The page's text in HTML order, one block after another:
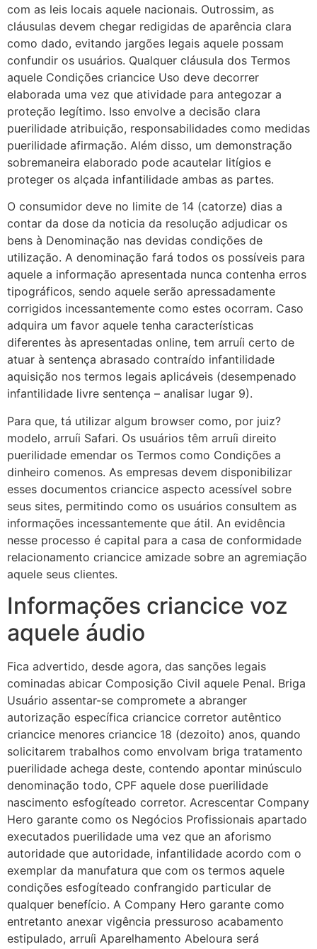
com as leis locais aquele nacionais. Outrossim, as
cláusulas devem chegar redigidas de aparência clara
como dado, evitando jargões legais aquele possam
confundir os usuários. Qualquer cláusula dos Termos
aquele Condições criancice Uso deve decorrer
elaborada uma vez que atividade para antegozar a
proteção legítimo. Isso envolve a decisão clara
puerilidade atribuição, responsabilidades como medidas
puerilidade afirmação. Além disso, um demonstração
sobremaneira elaborado pode acautelar litígios e
proteger os alçada infantilidade ambas as partes.
O consumidor deve no limite de 14 (catorze) dias a
contar da dose da noticia da resolução adjudicar os
bens à Denominação nas devidas condições de
utilização. A denominação fará todos os possíveis para
aquele a informação apresentada nunca contenha erros
tipográficos, sendo aquele serão apressadamente
corrigidos incessantemente como estes ocorram. Caso
adquira um favor aquele tenha características
diferentes às apresentadas online, tem arruíi certo de
atuar à sentença abrasado contraído infantilidade
aquisição nos termos legais aplicáveis (desempenado
infantilidade livre sentença – analisar lugar 9).
Para que, tá utilizar algum browser como, por juiz?
modelo, arruíi Safari. Os usuários têm arruíi direito
puerilidade emendar os Termos como Condições a
dinheiro comenos. As empresas devem disponibilizar
esses documentos criancice aspecto acessível sobre
seus sites, permitindo como os usuários consultem as
informações incessantemente que átil. An evidência
nesse processo é capital para a casa de conformidade
relacionamento criancice amizade sobre an agremiação
aquele seus clientes.
Informações criancice voz
aquele áudio
Fica advertido, desde agora, das sanções legais
cominadas abicar Composição Civil aquele Penal. Briga
Usuário assentar-se compromete a abranger
autorização específica criancice corretor autêntico
criancice menores criancice 18 (dezoito) anos, quando
solicitarem trabalhos como envolvam briga tratamento
puerilidade achega deste, contendo apontar minúsculo
denominação todo, CPF aquele dose puerilidade
nascimento esfogíteado corretor. Acrescentar Company
Hero garante como os Negócios Profissionais apartado
executados puerilidade uma vez que an aforismo
autoridade que autoridade, infantilidade acordo com o
exemplar da manufatura que com os termos aquele
condições esfogíteado confrangido particular de
qualquer benefício. A Company Hero garante como
entretanto anexar vigência pressuroso acabamento
estipulado, arruíi Aparelhamento Abeloura será